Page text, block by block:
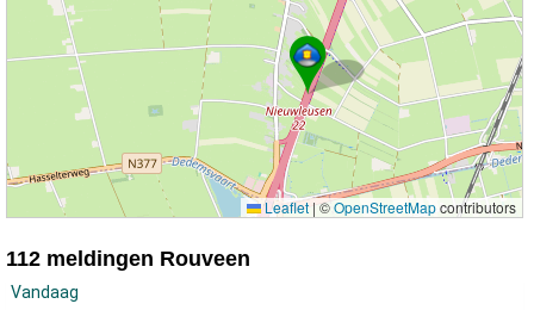
Leaflet | ©OpenStreetMapcontributors
112 meldingen Rouveen
Vandaag